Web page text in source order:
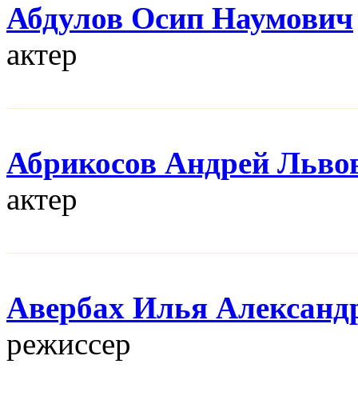
Абдулов Осип Наумович
актер
Абрикосов Андрей
актер
Авербах Илья
режисcер